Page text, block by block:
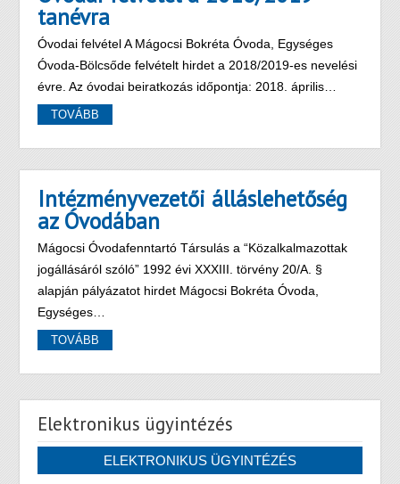
tanévra
Óvodai felvétel A Mágocsi Bokréta Óvoda, Egységes
Óvoda-Bölcsőde felvételt hirdet a 2018/2019-es nevelési
évre. Az óvodai beiratkozás időpontja: 2018. április…
TOVÁBB
Intézményvezetői álláslehetőség
az Óvodában
Mágocsi Óvodafenntartó Társulás a “Közalkalmazottak
jogállásáról szóló” 1992 évi XXXIII. törvény 20/A. §
alapján pályázatot hirdet Mágocsi Bokréta Óvoda,
Egységes…
TOVÁBB
Elektronikus ügyintézés